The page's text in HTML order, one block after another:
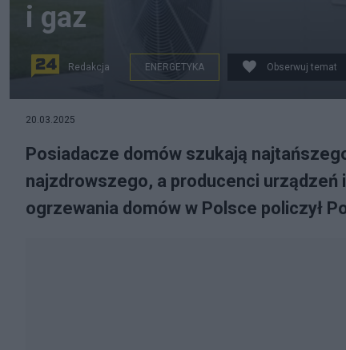
i gaz
Redakcja ENERGETYKA Obserwuj temat
20.03.2025
Posiadacze domów szukają
najzdrowszego, a producenci
ogrzewania domów w Polsce policzył